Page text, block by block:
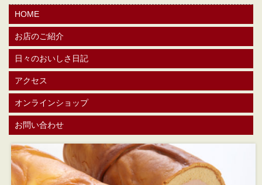
HOME
お店のご紹介
日々のおいしさ日記
アクセス
オンラインショップ
お問い合わせ